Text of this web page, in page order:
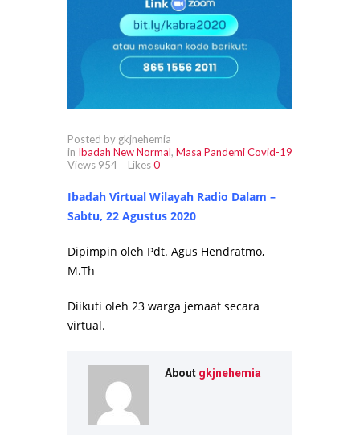
Posted by gkjnehemia
in Ibadah New Normal, Masa Pandemi Covid-19
Views 954 Likes0
Ibadah Virtual Wilayah Radio Dalam –
Sabtu, 22 Agustus 2020
Dipimpin oleh Pdt. Agus Hendratmo,
M.Th
Diikuti oleh 23 warga jemaat secara
virtual.
About gkjnehemia